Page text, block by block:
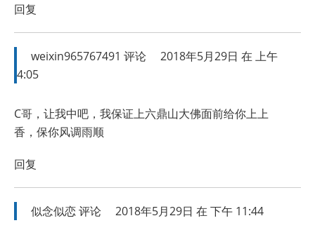
回复
weixin965767491 评论
2018年5月29日 在 上午
4:05
C哥，让我中吧，我保证上六鼎山大佛面前给你上上
香，保你风调雨顺
回复
似念似恋评论 2018年5月29日 在 下午 11:44